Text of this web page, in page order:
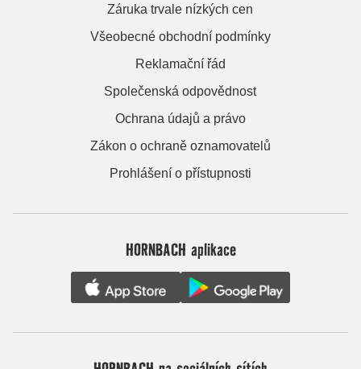
Záruka trvale nízkých cen
Všeobecné obchodní podmínky
Reklamační řád
Společenská odpovědnost
Ochrana údajů a právo
Zákon o ochraně oznamovatelů
Prohlášení o přístupnosti
HORNBACH aplikace